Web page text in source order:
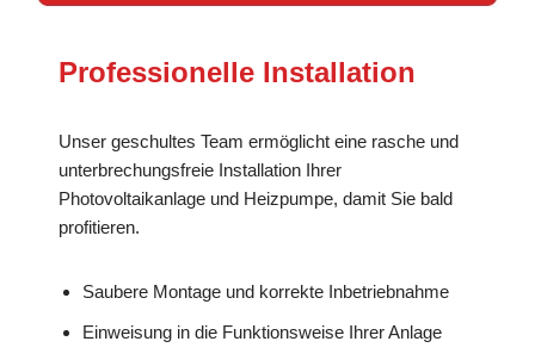
Professionelle Installation
Unser geschultes Team ermöglicht eine rasche und
unterbrechungsfreie Installation Ihrer
Photovoltaikanlage und Heizpumpe, damit Sie bald
profitieren.
Saubere Montage und korrekte Inbetriebnahme
Einweisung in die Funktionsweise Ihrer Anlage